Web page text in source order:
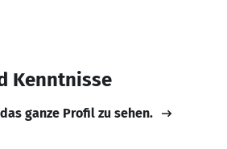
Kenntnisse
ganze Profil zu sehen.